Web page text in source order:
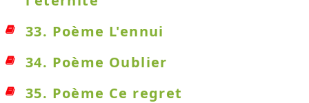
33. Poème L'ennui
34. Poème Oublier
35. Poème Ce regret